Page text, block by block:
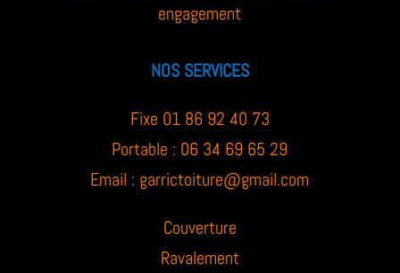
engagement
NOS SERVICES
Fixe 01 86 92 40 73
Portable : 06 34 69 65 29
Email : garrictoiture@gmail.com
Couverture
Ravalement